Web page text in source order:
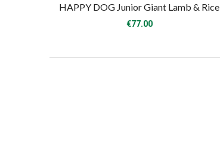
HAPPY DOG Junior Giant Lamb & Rice
€77.00